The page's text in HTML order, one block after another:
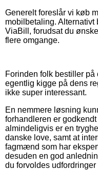
Generelt foreslår vi køb
mobilbetaling. Alternativt
ViaBill, forudsat du
flere omgange.
Forinden folk bestiller
egentlig kigge på dens
ikke super interessant.
En nemmere løsning
forhandleren er
almindeligvis er en
danske love, samt at
fagmænd som har
desuden en god
du forvoldes